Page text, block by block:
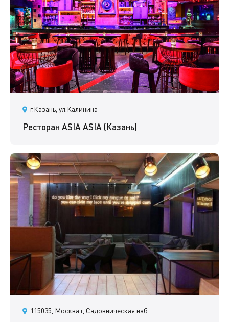
г.Казань, ул.Калинина
Ресторан ASIA ASIA (Казань)
115035, Москва г, Садовническая наб